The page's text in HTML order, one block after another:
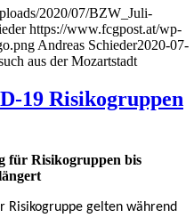
2020/07/BZW_Juli-
https://www.fcgpost.at/wp-
Andreas Schieder2020-07-
aus der Mozartstadt
19 Risikogruppen
für Risikogruppen bis
Risikogruppe gelten während